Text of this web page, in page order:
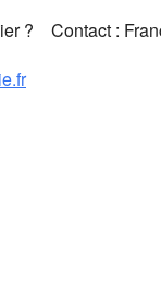
? Contact :